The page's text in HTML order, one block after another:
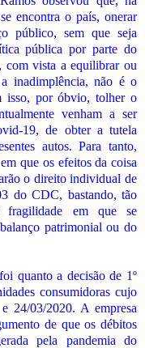
encontra o país, onerar
público, sem que seja
pública por parte do
com vista a equilibrar ou
inadimplência, não é o
isso, por óbvio, tolher o
venham a ser
19, de obter a tutela
autos. Para tanto,
que os efeitos da coisa
o direito individual de
do CDC, bastando, tão
fragilidade em que se
patrimonial ou do
quanto a decisão de 1º
consumidoras cujo
24/03/2020. A empresa
de que os débitos
pela pandemia do